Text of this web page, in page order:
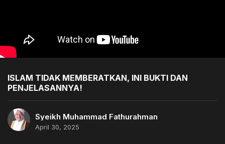
ISLAM TIDAK MEMBERATKAN, INI BUKTI DAN
PENJELASANNYA!
Syeikh Muhammad Fathurahman
April 30, 2025